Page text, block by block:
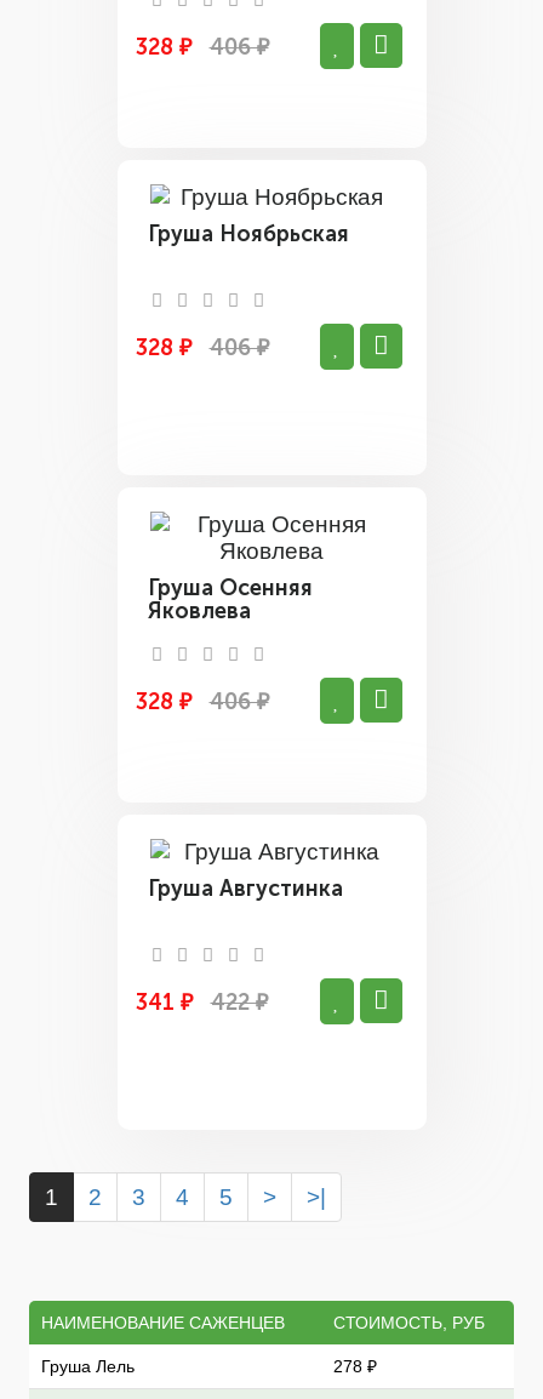
328 ₽ 406 ₽
Груша Ноябрьская
328 ₽ 406 ₽
Груша Осенняя
Яковлева
328 ₽ 406 ₽
Груша Августинка
341 ₽ 422 ₽
1 2 3 4 5 > >|
НАИМЕНОВАНИЕ САЖЕНЦЕВ СТОИМОСТЬ, РУБ
Груша Лель 278 ₽